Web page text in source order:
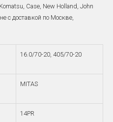
Case, New Holland, John
с доставкой по Москве,
16.0/70-20, 405/70-20
MITAS
14PR